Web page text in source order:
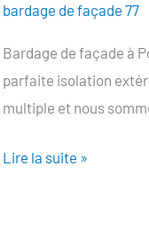
bardage de façade 77
Bardage de façade à
parfaite isolation
multiple et nous
Pomponne
Lire la suite »